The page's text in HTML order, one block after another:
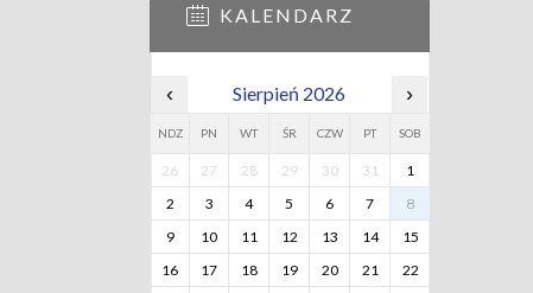
KALENDARZ
‹ Sierpień 2026 ›
NDZ PN WT ŚR CZW PT SOB
26 27 28 29 30 31
1
2
3 4 5 6 7
8
9
10 11 12 13 14
15
16
17 18 19 20 21
22